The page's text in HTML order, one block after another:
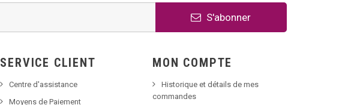
S'abonner
SERVICE CLIENT
Centre d'assistance
Moyens de Paiement
MON COMPTE
Historique et détails de mes
commandes